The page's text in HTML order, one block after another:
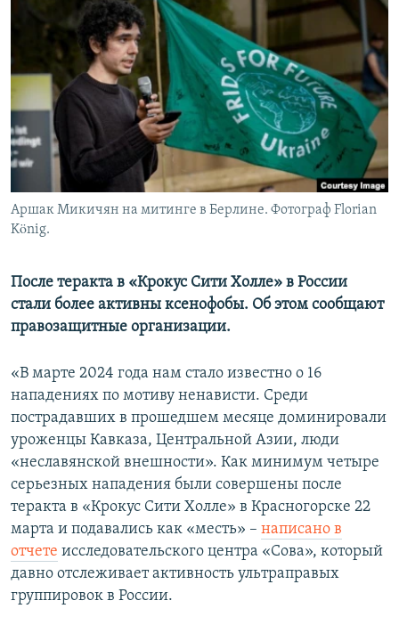
TÜRKMENÇE
Аршак Микичян на митинге в Берлине. Фотограф Florian
König.
После теракта в «Крокус Сити Холле» в России
стали более активны ксенофобы. Об этом сообщают
правозащитные организации.
«В марте 2024 года нам стало известно о 16
нападениях по мотиву ненависти. Среди
пострадавших в прошедшем месяце доминировали
уроженцы Кавказа, Центральной Азии, люди
«неславянской внешности». Как минимум четыре
серьезных нападения были совершены после
теракта в «Крокус Сити Холле» в Красногорске 22
марта и подавались как «месть» – написано в
отчете исследовательского центра «Сова», который
давно отслеживает активность ультраправых
группировок в России.